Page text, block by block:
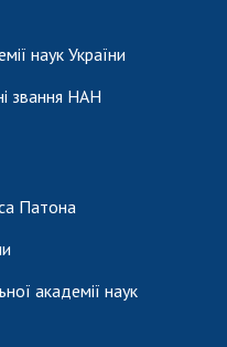
наук України
звання НАН
Патона
академії наук